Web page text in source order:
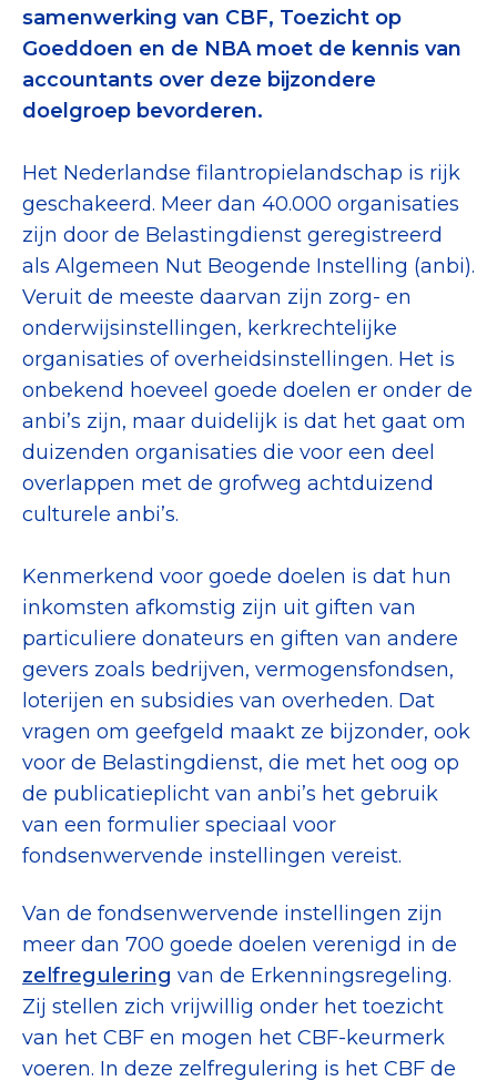
samenwerking van CBF, Toezicht op
Goeddoen en de NBA moet de kennis van
accountants over deze bijzondere
doelgroep bevorderen.
Het Nederlandse filantropielandschap is rijk
geschakeerd. Meer dan 40.000 organisaties
zijn door de Belastingdienst geregistreerd
als Algemeen Nut Beogende Instelling (anbi).
Veruit de meeste daarvan zijn zorg- en
onderwijsinstellingen, kerkrechtelijke
organisaties of overheidsinstellingen. Het is
onbekend hoeveel goede doelen er onder de
anbi’s zijn, maar duidelijk is dat het gaat om
duizenden organisaties die voor een deel
overlappen met de grofweg achtduizend
culturele anbi’s.
Kenmerkend voor goede doelen is dat hun
inkomsten afkomstig zijn uit giften van
particuliere donateurs en giften van andere
gevers zoals bedrijven, vermogensfondsen,
loterijen en subsidies van overheden. Dat
vragen om geefgeld maakt ze bijzonder, ook
voor de Belastingdienst, die met het oog op
de publicatieplicht van anbi’s het gebruik
van een formulier speciaal voor
fondsenwervende instellingen vereist.
Van de fondsenwervende instellingen zijn
meer dan 700 goede doelen verenigd in de
zelfregulering van de Erkenningsregeling.
Zij stellen zich vrijwillig onder het toezicht
van het CBF en mogen het CBF-keurmerk
voeren. In deze zelfregulering is het CBF de